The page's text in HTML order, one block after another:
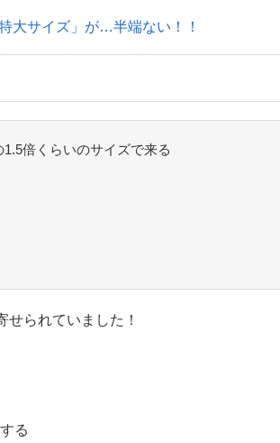
大サイズ」が…半端ない！！
倍くらいのサイズで来る
られていました！
る